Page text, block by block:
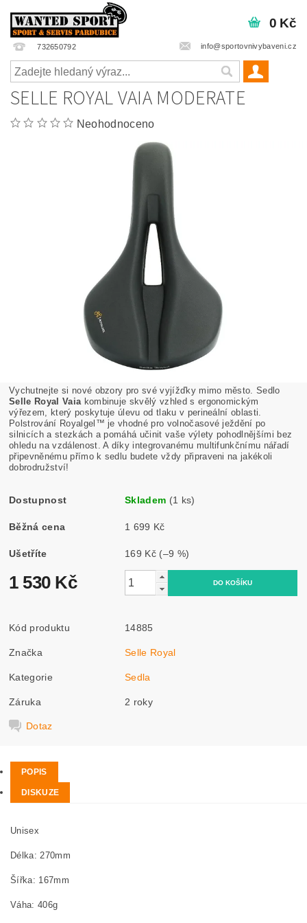
732650792 info@sportovnivybaveni.cz
0 Kč
SELLE ROYAL VAIA MODERATE
Neohodnoceno
Vychutnejte si nové obzory pro své vyjížďky mimo město. Sedlo
Selle Royal Vaia kombinuje skvělý vzhled s ergonomickým
výřezem, který poskytuje úlevu od tlaku v perineální oblasti.
Polstrování Royalgel™ je vhodné pro volnočasové ježdění po
silnicích a stezkách a pomáhá učinit vaše výlety pohodlnějšími bez
ohledu na vzdálenost. A díky integrovanému multifunkčnímu nářadí
připevněnému přímo k sedlu budete vždy připraveni na jakékoli
dobrodružství!
Dostupnost Skladem (1 ks)
Běžná cena 1 699 Kč
Ušetříte 169 Kč (–9 %)
1 530 Kč
Kód produktu 14885
Značka Selle Royal
Kategorie Sedla
Záruka 2 roky
Dotaz
POPIS
DISKUZE
Unisex
Délka: 270mm
Šířka: 167mm
Váha: 406g